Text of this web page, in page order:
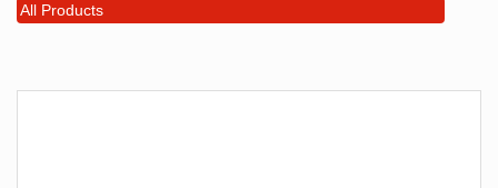
All Products